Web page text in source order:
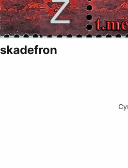
skadefron